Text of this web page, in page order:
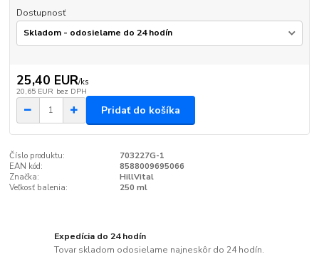
Dostupnosť
25,40 EUR/ks
20,65 EUR bez DPH
Pridať do košíka
Číslo produktu:
703227G-1
EAN kód:
8588009695066
Značka:
HillVital
Veľkosť balenia:
250 ml
Expedícia do 24 hodín
Tovar skladom odosielame najneskôr do 24 hodín.